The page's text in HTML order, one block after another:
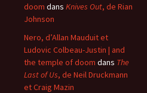
doom dans Knives Out, de Rian
Johnson
Nero, d’Allan Mauduit et
Ludovic Colbeau-Justin | and
the temple of doom dans The
Last of Us, de Neil Druckmann
et Craig Mazin